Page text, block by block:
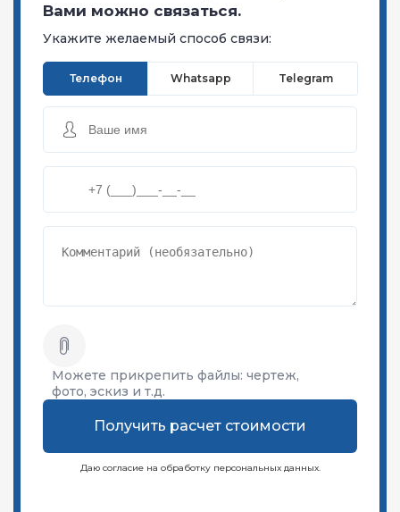
Вами можно связаться.
Укажите желаемый способ связи:
Телефон Whatsapp Telegram
Можете прикрепить файлы: чертеж,
фото, эскиз и т.д.
Получить расчет стоимости
Даю согласие на обработку персональных данных.